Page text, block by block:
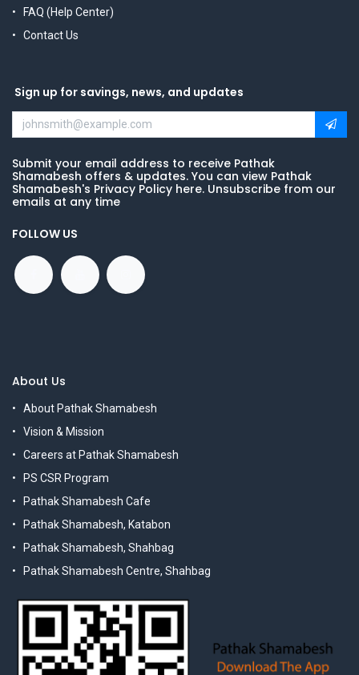
FAQ (Help Center)
Contact Us
Sign up for savings, news, and updates
Submit your email address to receive Pathak
Shamabesh offers & updates. You can view Pathak
Shamabesh's Privacy Policy here. Unsubscribe from our
emails at any time
FOLLOW US
About Us
About Pathak Shamabesh
Vision & Mission
Careers at Pathak Shamabesh
PS CSR Program
Pathak Shamabesh Cafe
Pathak Shamabesh, Katabon
Pathak Shamabesh, Shahbag
Pathak Shamabesh Centre, Shahbag